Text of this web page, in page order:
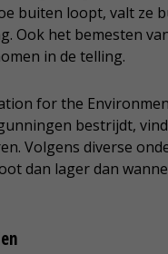
buiten loopt, valt ze
Ook het bemesten
in de telling.
for the
bestrijdt,
Volgens diverse
dan lager dan